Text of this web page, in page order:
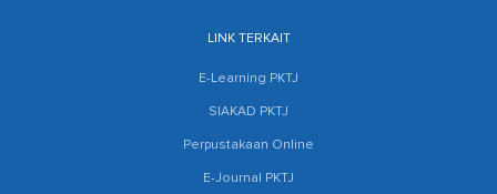
LINK TERKAIT
E-Learning PKTJ
SIAKAD PKTJ
Perpustakaan Online
E-Journal PKTJ